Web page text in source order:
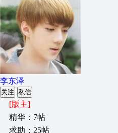
李东泽
关注 私信
[版主]
精华：7帖
求助：25帖